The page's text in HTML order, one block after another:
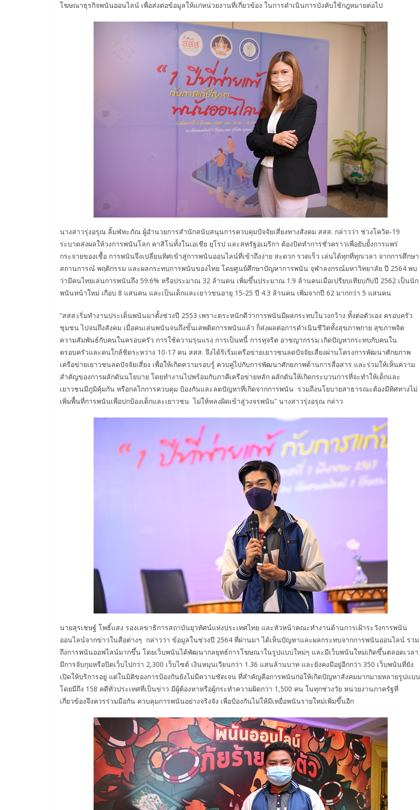
โฆษณาธุรกิจพนันออนไลน์ เพื่อส่งต่อข้อมูลให้แก่หน่วยงานที่เกี่ยวข้อง ในการดำเนินการบังคับใช้กฎหมายต่อไป
นางสาวรุ่งอรุณ ลิ้มฬหะภัณ ผู้อำนวยการสำนักสนับสนุนการควบคุมปัจจัยเสี่ยงทางสังคม สสส. กล่าวว่า ช่วงโควิด-19
ระบาดส่งผลให้วงการพนันโลก คาสิโนทั้งในเอเชีย ยุโรป และสหรัฐอเมริกา ต้องปิดทำการชั่วคราวเพื่อยับยั้งการแพร่
กระจายของเชื้อ การพนันจึงเปลี่ยนทิศเข้าสู่การพนันออนไลน์ที่เข้าถึงง่าย สะดวก รวดเร็ว เล่นได้ทุกที่ทุกเวลา จากการศึกษา
สถานการณ์ พฤติกรรม และผลกระทบการพนันของไทย โดยศูนย์ศึกษาปัญหาการพนัน จุฬาลงกรณ์มหาวิทยาลัย ปี 2564 พบ
ว่ามีคนไทยเล่นการพนันถึง 59.6% หรือประมาณ 32 ล้านคน เพิ่มขึ้นประมาณ 1.9 ล้านคนเมื่อเปรียบเทียบกับปี 2562 เป็นนัก
พนันหน้าใหม่ เกือบ 8 แสนคน และเป็นเด็กและเยาวชนอายุ 15-25 ปี 4.3 ล้านคน เพิ่มจากปี 62 มากกว่า 5 แสนคน
“สสส.เริ่มทำงานประเด็นพนันมาตั้งช่วงปี 2553 เพราะตระหนักดีว่าการพนันมีผลกระทบในวงกว้าง ทั้งต่อตัวเอง ครอบครัว
ชุมชน ไปจนถึงสังคม เมื่อคนเล่นพนันจนถึงขั้นเสพติดการพนันแล้ว ก็ส่งผลต่อการดำเนินชีวิตทั้งสุขภาพกาย สุขภาพจิต
ความสัมพันธ์กับคนในครอบครัว การใช้ความรุนแรง การเป็นหนี้ การทุจริต อาชญากรรม เกิดปัญหากระทบกับคนใน
ครอบครัวและคนใกล้ชิดระหว่าง 10-17 คน สสส. จึงได้ริเริ่มเครือข่ายเยาวชนลดปัจจัยเสี่ยงผ่านโครงการพัฒนาศักยภาพ
เครือข่ายเยาวชนลดปัจจัยเสี่ยง เพื่อให้เกิดความรอบรู้ ควบคู่ไปกับการพัฒนาศักยภาพด้านการสื่อสาร และร่วมให้เห็นความ
สำคัญของการผลักดันนโยบาย โดยทำงานไปพร้อมกับภาคีเครือข่ายหลัก ผลักดันให้เกิดกระบวนการที่จะทำให้เด็กและ
เยาวชนมีภูมิคุ้มกัน หรือกลไกการควบคุม ป้องกันและลดปัญหาที่เกิดจากการพนัน รวมถึงนโยบายสาธารณะต้องมีทิศทางไม่
เพิ่มพื้นที่การพนันเพื่อปกป้องเด็กและเยาวชน ไม่ให้หลงผิดเข้าสู่วงจรพนัน” นางสาวรุ่งอรุณ กล่าว
นายสุรเชษฐ์ โพธิ์แสง รองเลขาธิการสถาบันยุวทัศน์แห่งประเทศไทย และหัวหน้าคณะทำงานด้านการเฝ้าระวังการพนัน
ออนไลน์จากข่าวในสื่อต่างๆ กล่าวว่า ข้อมูลในช่วงปี 2564 ที่ผ่านมา ได้เห็นปัญหาและผลกระทบจากการพนันออนไลน์ รวม
ถึงการพนันออฟไลน์มากขึ้น โดยเว็บพนันได้พัฒนากลยุทธ์การโฆษณาในรูปแบบใหม่ๆ และมีเว็บพนันใหม่เกิดขึ้นตลอดเวลา
มีการจับกุมหรือปิดเว็บไปกว่า 2,300 เว็บไซต์ เงินหมุนเวียนกว่า 1.36 แสนล้านบาท และยังคงมีอยู่อีกกว่า 350 เว็บพนันที่ยัง
เปิดให้บริการอยู่ แต่ในมิติของการป้องกันยังไม่มีความชัดเจน ที่สำคัญคือการพนันก่อให้เกิดปัญหาสังคมมากมายหลายรูปแบบ
โดยมีถึง 158 คดีทั่วประเทศที่เป็นข่าว มีผู้ต้องหาหรือผู้กระทำความผิดกว่า 1,500 คน ในทุกช่วงวัย หน่วยงานภาครัฐที่
เกี่ยวข้องจึงควรร่วมมือกัน ควบคุมการพนันอย่างจริงจัง เพื่อป้องกันไม่ให้มีเหยื่อพนันรายใหม่เพิ่มขึ้นอีก